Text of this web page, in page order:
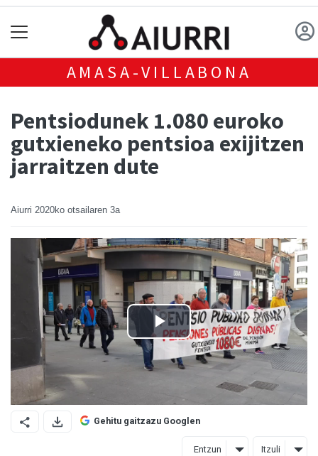
AMASA-VILLABONA
Pentsiodunek 1.080 euroko
gutxieneko pentsioa exijitzen
jarraitzen dute
Aiurri 2020ko otsailaren 3a
Gehitu gaitzazu Googlen
Entzun Itzuli